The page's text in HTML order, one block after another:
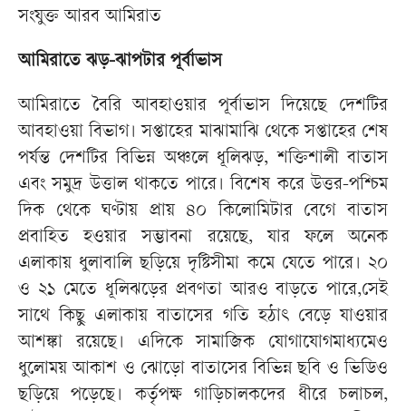
সংযুক্ত আরব আমিরাত
আমিরাতে ঝড়-ঝাপটার পূর্বাভাস
আমিরাতে বৈরি আবহাওয়ার পূর্বাভাস দিয়েছে দেশটির
আবহাওয়া বিভাগ। সপ্তাহের মাঝামাঝি থেকে সপ্তাহের শেষ
পর্যন্ত দেশটির বিভিন্ন অঞ্চলে ধূলিঝড়, শক্তিশালী বাতাস
এবং সমুদ্র উত্তাল থাকতে পারে। বিশেষ করে উত্তর-পশ্চিম
দিক থেকে ঘণ্টায় প্রায় ৪০ কিলোমিটার বেগে বাতাস
প্রবাহিত হওয়ার সম্ভাবনা রয়েছে, যার ফলে অনেক
এলাকায় ধুলাবালি ছড়িয়ে দৃষ্টিসীমা কমে যেতে পারে। ২০
ও ২১ মেতে ধূলিঝড়ের প্রবণতা আরও বাড়তে পারে,সেই
সাথে কিছু এলাকায় বাতাসের গতি হঠাৎ বেড়ে যাওয়ার
আশঙ্কা রয়েছে। এদিকে সামাজিক যোগাযোগমাধ্যমেও
ধুলোময় আকাশ ও ঝোড়ো বাতাসের বিভিন্ন ছবি ও ভিডিও
ছড়িয়ে পড়েছে। কর্তৃপক্ষ গাড়িচালকদের ধীরে চলাচল,